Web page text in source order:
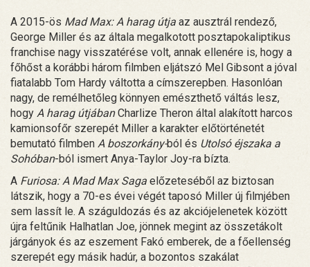
A 2015-ös Mad Max: A harag útja az ausztrál rendező,
George Miller és az általa megalkotott posztapokaliptikus
franchise nagy visszatérése volt, annak ellenére is, hogy a
főhőst a korábbi három filmben eljátszó Mel Gibsont a jóval
fiatalabb Tom Hardy váltotta a címszerepben. Hasonlóan
nagy, de remélhetőleg könnyen emészthető váltás lesz,
hogy A harag útjábanCharlize Theron által alakított harcos
kamionsofőr szerepét Miller a karakter előtörténetét
bemutató filmben A boszorkány-ból és Utolsó éjszaka a
Sohóban-ból ismert Anya-Taylor Joy-ra bízta.
A Furiosa: A Mad Max Saga előzeteséből az biztosan
látszik, hogy a 70-es évei végét taposó Miller új filmjében
sem lassít le. A száguldozás és az akciójelenetek között
újra feltűnik Halhatlan Joe, jönnek megint az összetákolt
járgányok és az eszement Fakó emberek, de a főellenség
szerepét egy másik hadúr, a bozontos szakálat